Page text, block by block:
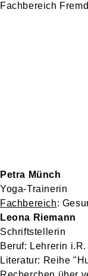
Fachbereich
Petra Münch
Yoga-Trainerin
Fachbereich:
Leona Riemann
Schriftstellerin
Beruf: Lehrerin i.R.
Literatur: Reihe